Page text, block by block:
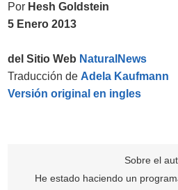
Por Hesh Goldstein
5 Enero 2013
del Sitio Web NaturalNews
Traducción de Adela Kaufmann
Versión original en ingles
Sobre el
He estado haciendo un